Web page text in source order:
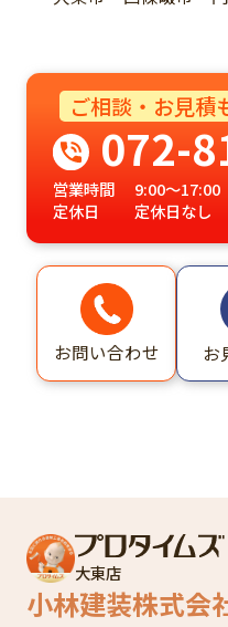
ご相談・お見積
072-
営業時間
9:00～17:00
定休日
定休日なし
お問い合わせ お
大東店
小林建装株式会